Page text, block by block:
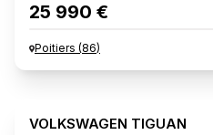
25 990 €
Poitiers (86)
VOLKSWAGEN TIGUAN